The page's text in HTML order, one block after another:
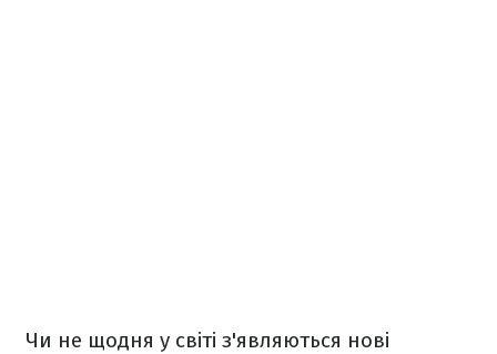
Чи не щодня у світі з'являються нові